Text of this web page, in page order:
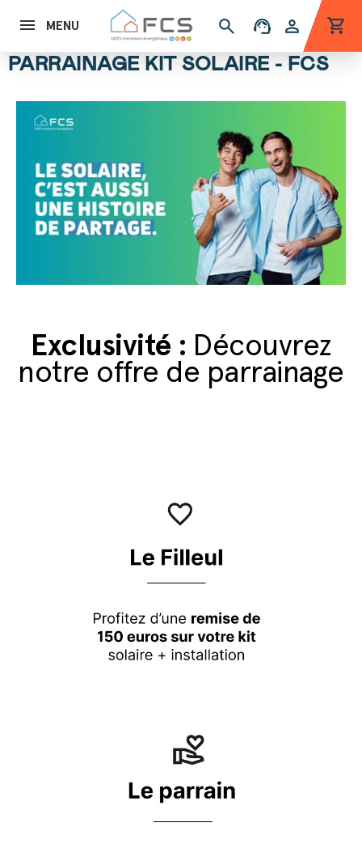
MENU search support_agent person shopping_cart
PARRAINAGE KIT SOLAIRE - FCS
Exclusivité : Découvrez
notre offre de parrainage